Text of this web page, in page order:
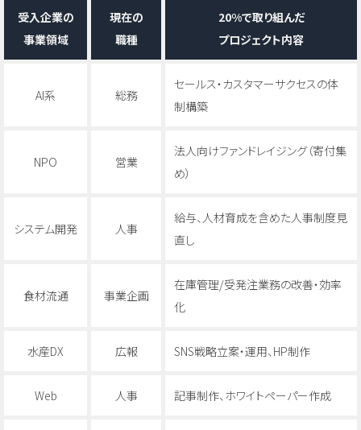
受入企業の
事業領域
現在の
職種
20%で取り組んだ
プロジェクト内容
AI系 総務
セールス・カスタマーサクセスの体
制構築
NPO 営業
法人向けファンドレイジング（寄付集
め）
システム開発 人事
給与、人材育成を含めた人事制度見
直し
食材流通 事業企画
在庫管理/受発注業務の改善・効率
化
水産DX 広報 SNS戦略立案・運用、HP制作
Web 人事 記事制作、ホワイトペーパー作成